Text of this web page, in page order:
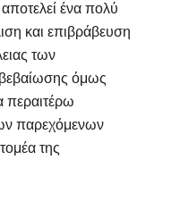
ένα πολύ
και επιβράβευση
των
όμως
περαιτέρω
παρεχόμενων
της